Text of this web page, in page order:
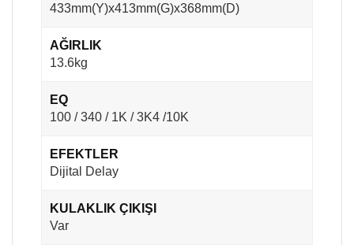
433mm(Y)x413mm(G)x368mm(D)
AĞIRLIK
13.6kg
EQ
100 / 340 / 1K / 3K4 /10K
EFEKTLER
Dijital Delay
KULAKLIK ÇIKIŞI
Var